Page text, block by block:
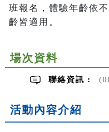
班報名，體驗年齡依
齡皆適用。
場次資料
聯絡資訊 :
活動內容介紹